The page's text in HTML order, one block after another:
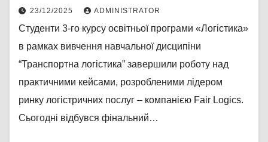
23/12/2025 ADMINISTRATOR
Студенти 3-го курсу освітньої програми «Логістика»
в рамках вивчення навчальної дисципіни
“Транспортна логістика” завершили роботу над
практичними кейсами, розробленими лідером
ринку логістричних послуг – компанією Fair Logics.
Сьогодні відбувся фінальний…